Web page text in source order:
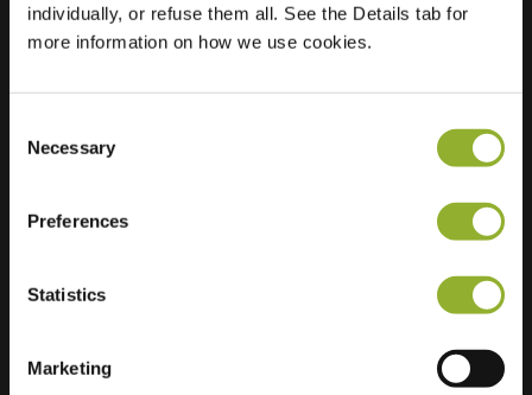
individually, or refuse them all. See the Details tab for
more information on how we use cookies.
Selection
Necessary
Preferences
Statistics
Marketing
Regular Charging 1 of 2 available
Dodatkowe informacje